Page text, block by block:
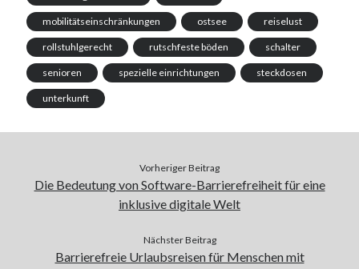
mobilitätseinschränkungen ostsee reiselust
rollstuhlgerecht rutschfeste böden schalter
senioren spezielle einrichtungen steckdosen
unterkunft
Vorheriger Beitrag
Die Bedeutung von Software-Barrierefreiheit für eine
inklusive digitale Welt
Nächster Beitrag
Barrierefreie Urlaubsreisen für Menschen mit